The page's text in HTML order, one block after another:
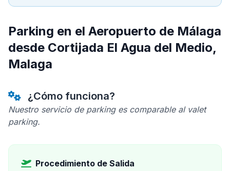
Parking en el Aeropuerto de Málaga
desde Cortijada El Agua del Medio,
Malaga
¿Cómo funciona?
Nuestro servicio de parking es comparable al valet
parking.
Procedimiento de Salida